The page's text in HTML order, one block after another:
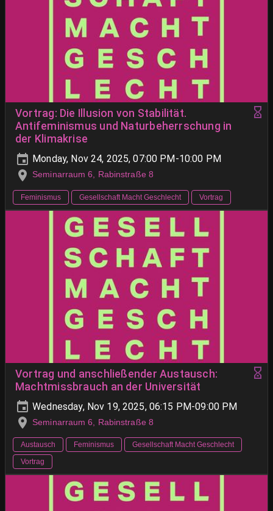
Vortrag: Die Illusion von Stabilität.
Antifeminismus und Naturbeherrschung in
der Klimakrise
Monday, Nov 24, 2025, 07:00 PM-10:00 PM
Seminarraum 6, Rabinstraße 8
Feminismus Gesellschaft Macht Geschlecht Vortrag
Vortrag und anschließender Austausch:
Machtmissbrauch an der Universität
Wednesday, Nov 19, 2025, 06:15 PM-09:00 PM
Seminarraum 6, Rabinstraße 8
Austausch Feminismus
Gesellschaft Macht Geschlecht
Vortrag